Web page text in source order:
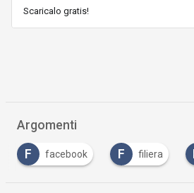
Scaricalo gratis!
Argomenti
F facebook F filiera